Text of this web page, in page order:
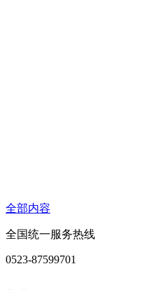
全部内容
全国统一服务热线
0523-87599701